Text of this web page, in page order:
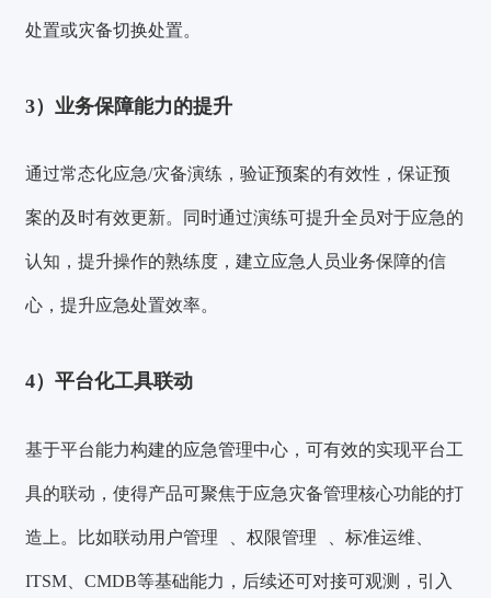
处置或灾备切换处置。
3）业务保障能力的提升
通过常态化应急/灾备演练，验证预案的有效性，保证预
案的及时有效更新。同时通过演练可提升全员对于应急的
认知，提升操作的熟练度，建立应急人员业务保障的信
心，提升应急处置效率。
4）平台化工具联动
基于平台能力构建的应急管理中心，可有效的实现平台工
具的联动，使得产品可聚焦于应急灾备管理核心功能的打
造上。比如联动用户管理 、权限管理 、标准运维、
ITSM、CMDB等基础能力，后续还可对接可观测，引入